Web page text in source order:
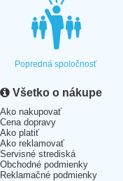
Popredná spoločnosť
Všetko o nákupe
Ako nakupovať
Cena dopravy
Ako platiť
Ako reklamovať
Servisné strediská
Obchodné podmienky
Reklamačné podmienky